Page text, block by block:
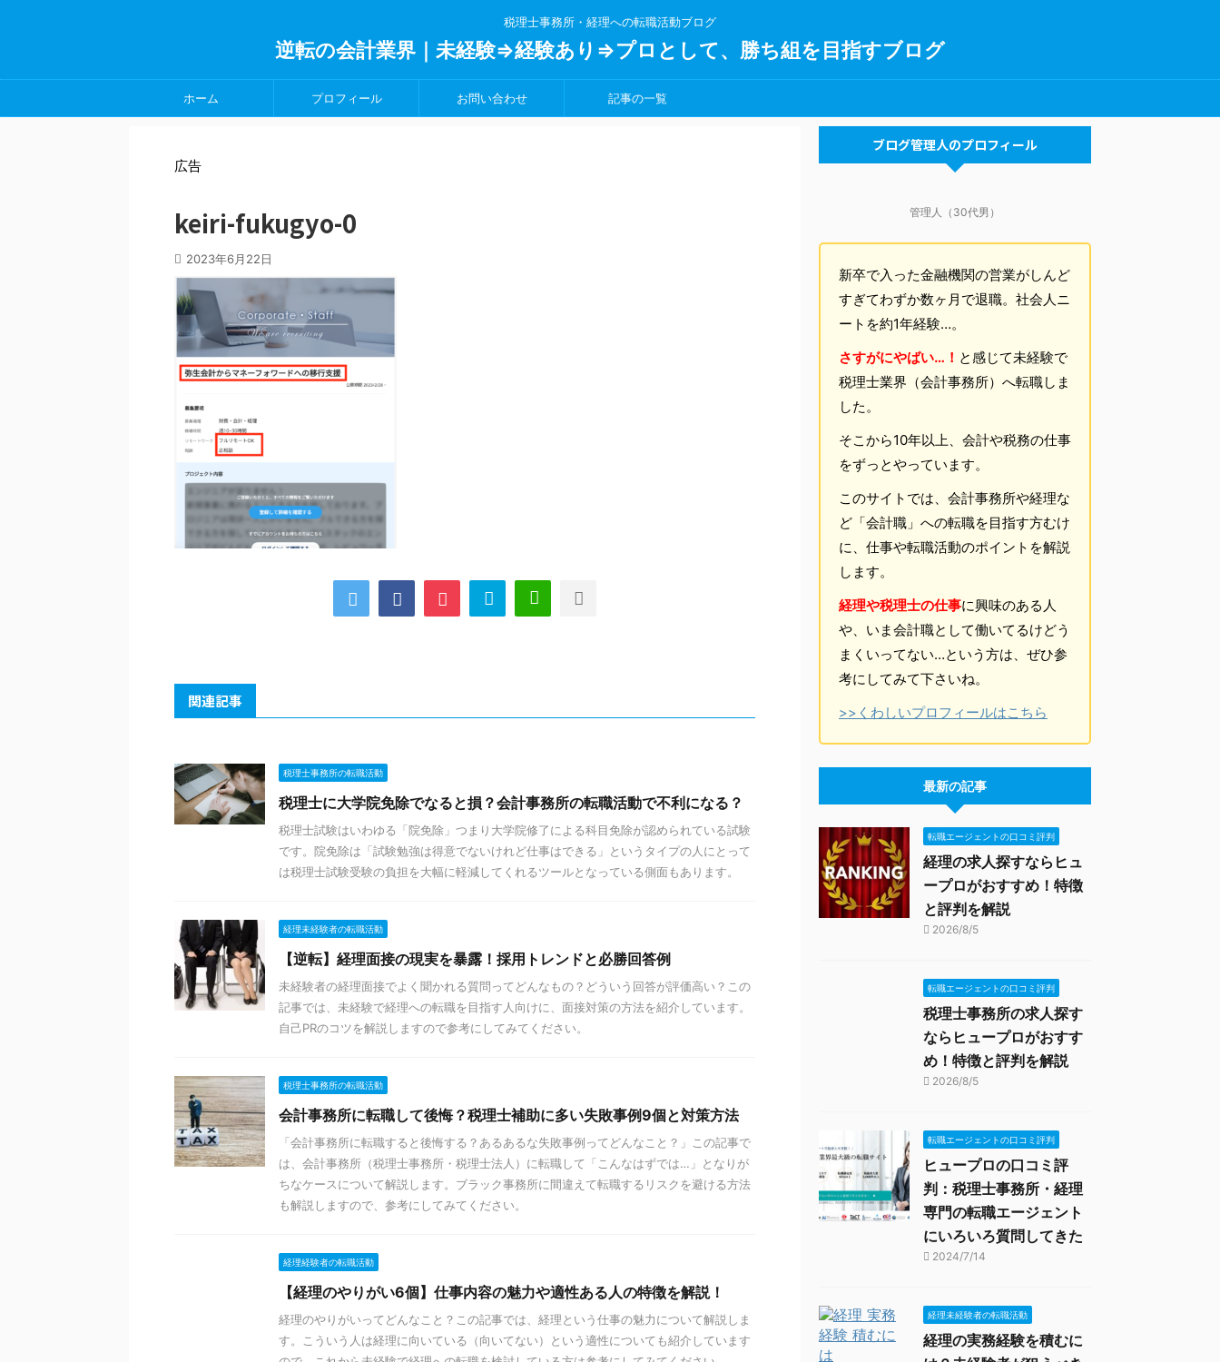
税理士事務所・経理への転職活動ブログ
逆転の会計業界｜未経験⇒経験あり⇒プロとして、勝ち組を目指すブログ
ホーム プロフィール お問い合わせ 記事の一覧
広告
keiri-fukugyo-0
2023年6月22日
関連記事
税理士事務所の転職活動
税理士に大学院免除でなると損？会計事務所の転職活動で不利になる？
税理士試験はいわゆる「院免除」つまり大学院修了による科目免除が認められている試験
です。院免除は「試験勉強は得意でないけれど仕事はできる」というタイプの人にとって
は税理士試験受験の負担を大幅に軽減してくれるツールとなっている側面もあります。
経理未経験者の転職活動
【逆転】経理面接の現実を暴露！採用トレンドと必勝回答例
未経験者の経理面接でよく聞かれる質問ってどんなもの？どういう回答が評価高い？この
記事では、未経験で経理への転職を目指す人向けに、面接対策の方法を紹介しています。
自己PRのコツを解説しますので参考にしてみてください。
税理士事務所の転職活動
会計事務所に転職して後悔？税理士補助に多い失敗事例9個と対策方法
「会計事務所に転職すると後悔する？あるあるな失敗事例ってどんなこと？」この記事で
は、会計事務所（税理士事務所・税理士法人）に転職して「こんなはずでは…」となりが
ちなケースについて解説します。ブラック事務所に間違えて転職するリスクを避ける方法
も解説しますので、参考にしてみてください。
経理経験者の転職活動
【経理のやりがい6個】仕事内容の魅力や適性ある人の特徴を解説！
経理のやりがいってどんなこと？この記事では、経理という仕事の魅力について解説しま
す。こういう人は経理に向いている（向いてない）という適性についても紹介しています
ブログ管理人のプロフィール
管理人（30代男）
新卒で入った金融機関の営業がしんど
すぎてわずか数ヶ月で退職。社会人ニ
ートを約1年経験…。
さすがにやばい…！ と感じて未経験で
税理士業界（会計事務所）へ転職しま
した。
そこから10年以上、会計や税務の仕事
をずっとやっています。
このサイトでは、会計事務所や経理な
ど「会計職」への転職を目指す方むけ
に、仕事や転職活動のポイントを解説
します。
経理や税理士の仕事に興味のある人
や、いま会計職として働いてるけどう
まくいってない…という方は、ぜひ参
考にしてみて下さいね。
>>くわしいプロフィールはこちら
最新の記事
転職エージェントの口コミ評判
経理の求人探すならヒュ
ープロがおすすめ！特徴
と評判を解説
2026/8/5
転職エージェントの口コミ評判
税理士事務所の求人探す
ならヒュープロがおすす
め！特徴と評判を解説
2026/8/5
転職エージェントの口コミ評判
ヒュープロの口コミ評
判：税理士事務所・経理
専門の転職エージェント
にいろいろ質問してきた
2024/7/14
経理未経験者の転職活動
経理の実務経験を積むに